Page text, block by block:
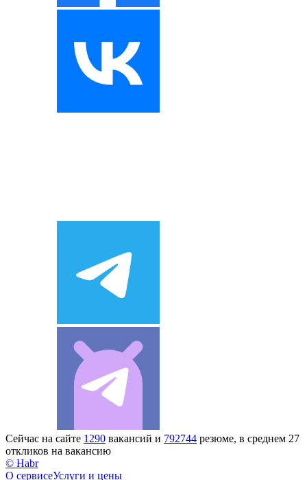
Сейчас на сайте 1290 вакансий и 792744 резюме, в среднем 27
откликов на вакансию
© Habr
О сервисеУслуги и цены